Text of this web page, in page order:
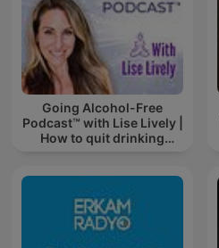
Going Alcohol-Free
Podcast™ with Lise Lively |
How to quit drinking